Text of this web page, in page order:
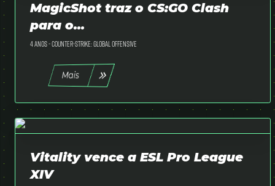
MagicShot traz o CS:GO Clash
para o...
4 anos -Counter-Strike: Global Offensive
Mais
Vitality vence a ESL Pro League
XIV